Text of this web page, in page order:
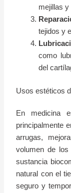
mejillas y
tejidos y
como
del
Usos estéticos
En medicina
principalmente
arrugas,
volumen de
sustancia
natural con el
seguro y